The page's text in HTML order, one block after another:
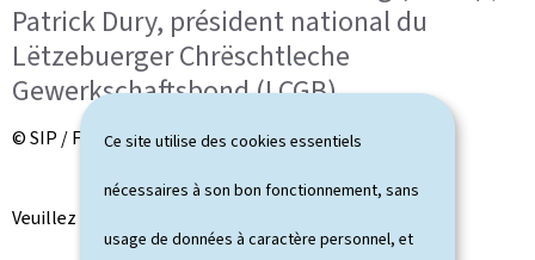
Ce site utilise des cookies essentiels
nécessaires à son bon fonctionnement, sans
usage de données à caractère personnel, et
Patrick Dury, président national du
Lëtzebuerger Chrëschtleche
Gewerkschaftsbond (LCGB)
© SIP / Frédéric Sierakowski
Veuillez trouver ci-dessous les fichiers y relatif.